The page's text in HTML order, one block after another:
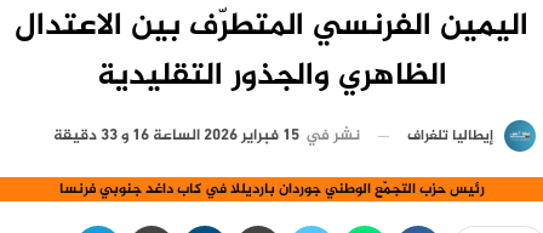
اليمين الفرنسي المتطرّف بين الاعتدال
الظاهري والجذور التقليدية
إيطاليا تلغراف نشر في 15 فبراير 2026 الساعة 16 و 33 دقيقة
رئيس حزب التجمّع الوطني جوردان بارديللا في كاب داغد جنوبي فرنسا